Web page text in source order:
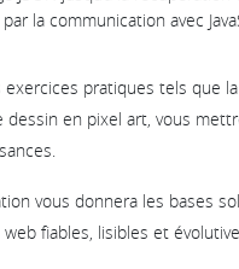
la communication avec
exercices pratiques tels que
dessin en pixel art, vous
vous donnera les bases
fiables, lisibles et